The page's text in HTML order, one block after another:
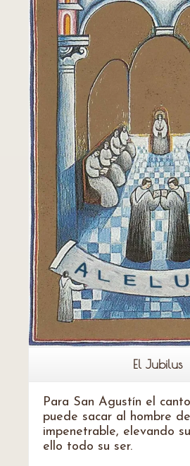
El Jubilus
Para San Agustín el
puede sacar al hombre
impenetrable, elevando
ello todo su ser.